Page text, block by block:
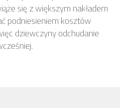
się z większym nakładem
podniesieniem kosztów
dziewczyny odchudanie